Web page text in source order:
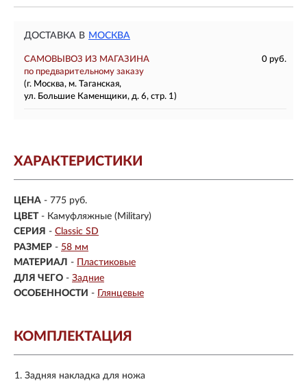
ДОСТАВКА В МОСКВА
САМОВЫВОЗ ИЗ МАГАЗИНА
0 руб.
по предварительному заказу
(г. Москва, м. Таганская,
ул. Большие Каменщики, д. 6, стр. 1)
ХАРАКТЕРИСТИКИ
ЦЕНА - 775 руб.
ЦВЕТ - Камуфляжные (Military)
СЕРИЯ - Classic SD
РАЗМЕР - 58 мм
МАТЕРИАЛ - Пластиковые
ДЛЯ ЧЕГО - Задние
ОСОБЕННОСТИ - Глянцевые
КОМПЛЕКТАЦИЯ
Задняя накладка для ножа